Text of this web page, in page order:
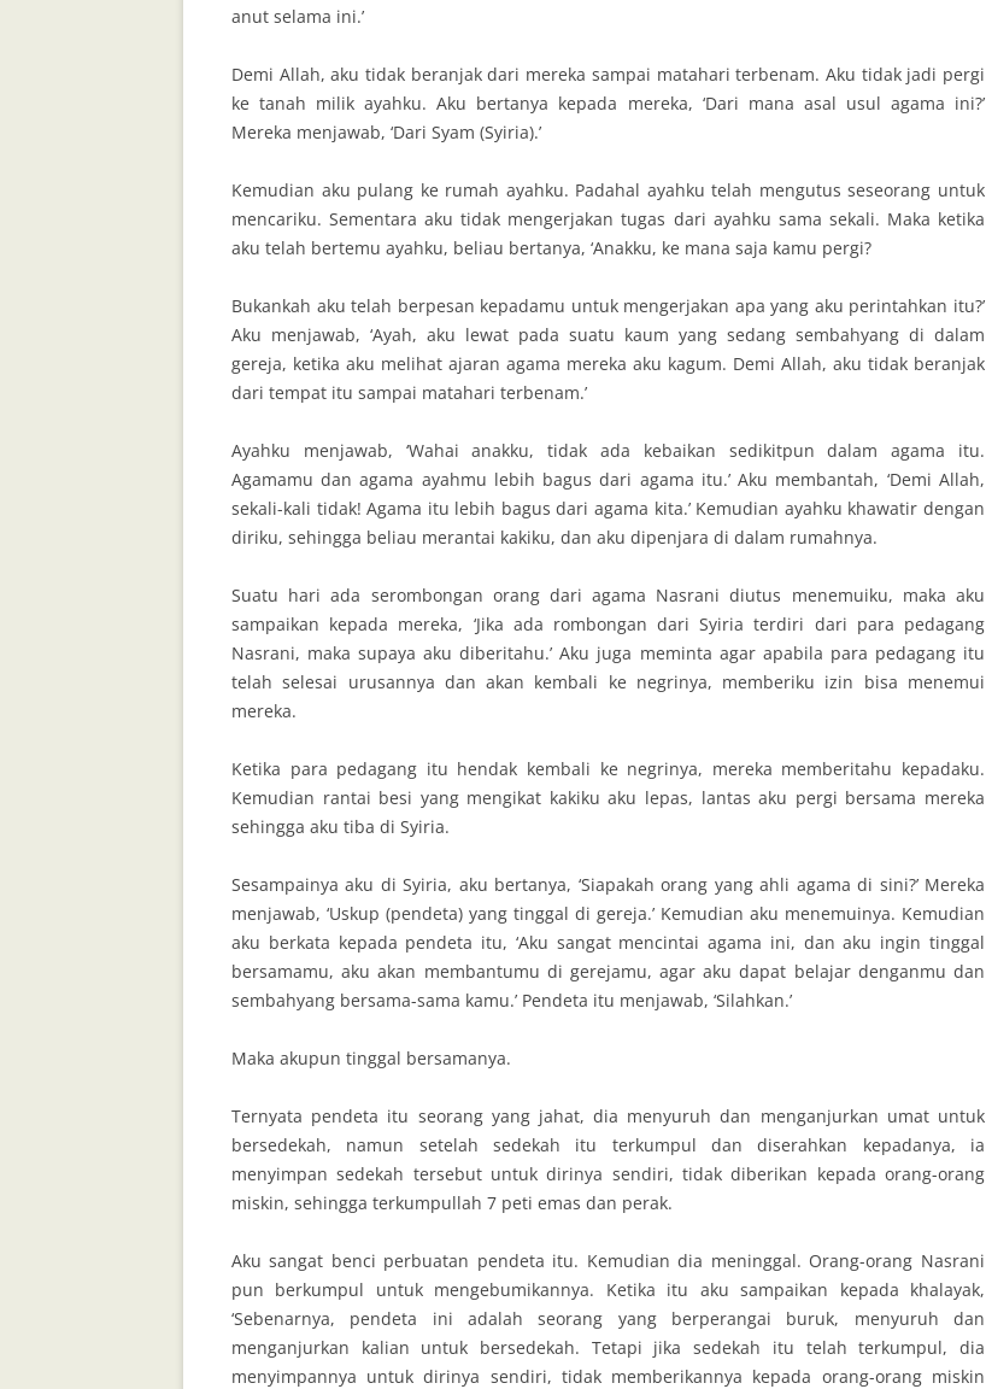
anut selama ini.’
Demi Allah, aku tidak beranjak dari mereka sampai matahari terbenam. Aku tidak jadi pergi
ke tanah milik ayahku. Aku bertanya kepada mereka, ‘Dari mana asal usul agama ini?’
Mereka menjawab, ‘Dari Syam (Syiria).’
Kemudian aku pulang ke rumah ayahku. Padahal ayahku telah mengutus seseorang untuk
mencariku. Sementara aku tidak mengerjakan tugas dari ayahku sama sekali. Maka ketika
aku telah bertemu ayahku, beliau bertanya, ‘Anakku, ke mana saja kamu pergi?
Bukankah aku telah berpesan kepadamu untuk mengerjakan apa yang aku perintahkan itu?’
Aku menjawab, ‘Ayah, aku lewat pada suatu kaum yang sedang sembahyang di dalam
gereja, ketika aku melihat ajaran agama mereka aku kagum. Demi Allah, aku tidak beranjak
dari tempat itu sampai matahari terbenam.’
Ayahku menjawab, ‘Wahai anakku, tidak ada kebaikan sedikitpun dalam agama itu.
Agamamu dan agama ayahmu lebih bagus dari agama itu.’ Aku membantah, ‘Demi Allah,
sekali-kali tidak! Agama itu lebih bagus dari agama kita.’ Kemudian ayahku khawatir dengan
diriku, sehingga beliau merantai kakiku, dan aku dipenjara di dalam rumahnya.
Suatu hari ada serombongan orang dari agama Nasrani diutus menemuiku, maka aku
sampaikan kepada mereka, ‘Jika ada rombongan dari Syiria terdiri dari para pedagang
Nasrani, maka supaya aku diberitahu.’ Aku juga meminta agar apabila para pedagang itu
telah selesai urusannya dan akan kembali ke negrinya, memberiku izin bisa menemui
mereka.
Ketika para pedagang itu hendak kembali ke negrinya, mereka memberitahu kepadaku.
Kemudian rantai besi yang mengikat kakiku aku lepas, lantas aku pergi bersama mereka
sehingga aku tiba di Syiria.
Sesampainya aku di Syiria, aku bertanya, ‘Siapakah orang yang ahli agama di sini?’ Mereka
menjawab, ‘Uskup (pendeta) yang tinggal di gereja.’ Kemudian aku menemuinya. Kemudian
aku berkata kepada pendeta itu, ‘Aku sangat mencintai agama ini, dan aku ingin tinggal
bersamamu, aku akan membantumu di gerejamu, agar aku dapat belajar denganmu dan
sembahyang bersama-sama kamu.’ Pendeta itu menjawab, ‘Silahkan.’
Maka akupun tinggal bersamanya.
Ternyata pendeta itu seorang yang jahat, dia menyuruh dan menganjurkan umat untuk
bersedekah, namun setelah sedekah itu terkumpul dan diserahkan kepadanya, ia
menyimpan sedekah tersebut untuk dirinya sendiri, tidak diberikan kepada orang-orang
miskin, sehingga terkumpullah 7 peti emas dan perak.
Aku sangat benci perbuatan pendeta itu. Kemudian dia meninggal. Orang-orang Nasrani
pun berkumpul untuk mengebumikannya. Ketika itu aku sampaikan kepada khalayak,
‘Sebenarnya, pendeta ini adalah seorang yang berperangai buruk, menyuruh dan
menganjurkan kalian untuk bersedekah. Tetapi jika sedekah itu telah terkumpul, dia
menyimpannya untuk dirinya sendiri, tidak memberikannya kepada orang-orang miskin